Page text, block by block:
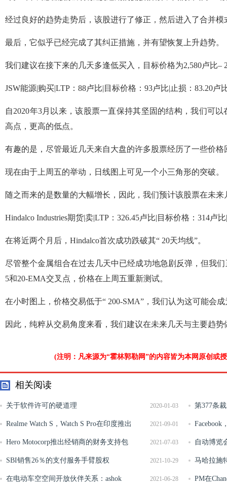
经过良好的趋势走势后，该股进行了修正，然后进入了合并模
最后，它似乎已经完成了其纠正措施，并有望恢复上升趋势。
我们建议在接下来的几天多逢低买入，目标价格为2,580卢比–
JSW能源|购买|LTP：88卢比|目标价格：93卢比|止损：83.20卢
自2020年3月以来，该股票一直保持其坚固的结构，我们可
高点，更高的低点。
有趣的是，尽管最近几天来自大盘的许多股票经历了一些价
现在由于上周五的举动，日线图上可见一个小三角形的突破。
随之而来的是数量的大幅增长，因此，我们预计该股票在未
Hindalco Industries期货|卖|LTP：326.45卢比|目标价格：314卢
在将近两个月后，Hindalco首次成功跌破其“ 20天均线”。
尽管整个金属组合在过去几天中已经成功地急剧反弹，但我
5和20-EMA交叉点，价格在上周五重新测试。
在小时图上，价格交易低于“ 200-SM​​A”，我们认为这可能会
因此，纯粹从交易角度来看，我们建议在未来几天与主要趋
(注明：凡来源为“霍林郭勒网”的内容皆为本网原创或
相关阅读
2020-01-03
关于软件许可的硬道理 第377条
具有相同的
2021-09-01
Realme Watch S，Watch S Pro在印度推出 Facebook
而下降
2021-07-03
Hero Motocorp推出经销商的财务支持包 自动博览
型
2021-10-29
SBI销售26％的支付服务手臂股权 马哈拉施
水
2021-06-28
在电动车空空间开放伙伴关系：ashok PM在